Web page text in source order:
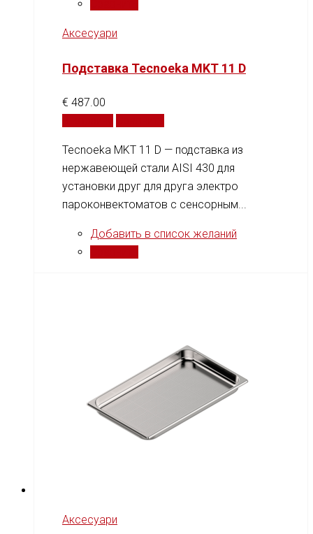
Аксесуари
Подставка Tecnoeka MKT 11 D
€ 487.00
Tecnoeka MKT 11 D — подставка из
нержавеющей стали AISI 430 для
установки друг для друга электро
пароконвектоматов с сенсорным...
Добавить в список желаний
Аксесуари